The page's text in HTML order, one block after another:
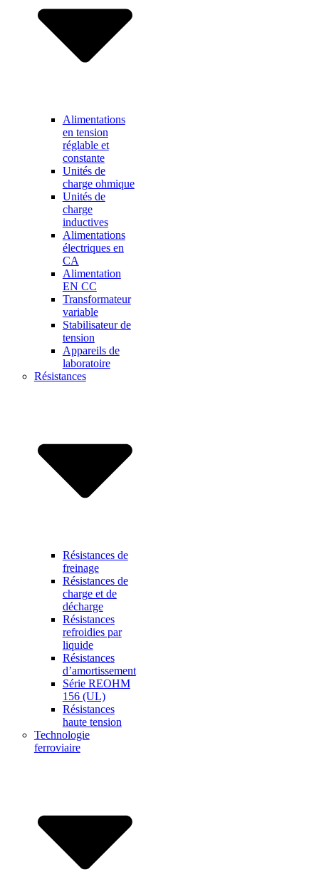
Alimentations
en tension
réglable et
constante
Unités de
charge ohmique
Unités de
charge
inductives
Alimentations
électriques en
CA
Alimentation
EN CC
Transformateur
variable
Stabilisateur de
tension
Appareils de
laboratoire
Résistances
Résistances de
freinage
Résistances de
charge et de
décharge
Résistances
refroidies par
liquide
Résistances
d’amortissement
Série REOHM
156 (UL)
Résistances
haute tension
Technologie
ferroviaire